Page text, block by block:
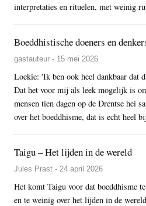
interpretaties en rituelen, met weinig
Boeddhistische doeners en
gastauteur - 15 mei 2026
Loekie: 'Ik ben ook heel dankbaar dat
Dat het voor mij als leek mogelijk is
mensen tien dagen op de Drentse hei
over het boeddhisme, dat is echt heel
Taigu – Het lijden in de wereld
Jules Prast - 24 april 2026
Het komt Taigu voor dat boeddhisme
en te weinig over het lijden in de